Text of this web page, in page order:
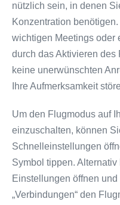
nützlich sein, in denen
Konzentration
wichtigen Meetings oder
durch das Aktivieren
keine unerwünschten
Ihre Aufmerksamkeit
Um den Flugmodus auf
einzuschalten, können
Schnelleinstellungen
Symbol tippen.
Einstellungen öffnen
„Verbindungen“ den